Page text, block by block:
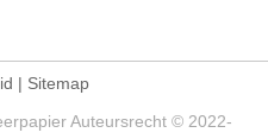
| Sitemap
Auteursrecht © 2022-